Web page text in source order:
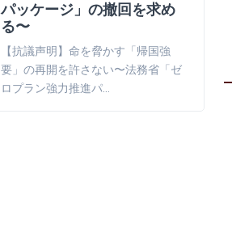
パッケージ」の撤回を求め
る〜
【抗議声明】命を脅かす「帰国強
要」の再開を許さない〜法務省「ゼ
ロプラン強力推進パ…